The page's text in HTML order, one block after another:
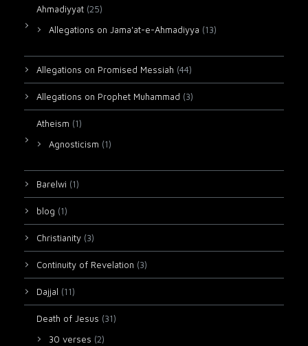
Ahmadiyyat (25)
Allegations on Jama'at-e-Ahmadiyya (13)
Allegations on Promised Messiah (44)
Allegations on Prophet Muhammad (3)
Atheism (1)
Agnosticism (1)
Barelwi (1)
blog (1)
Christianity (3)
Continuity of Revelation (3)
Dajjal (11)
Death of Jesus (31)
30 verses (2)